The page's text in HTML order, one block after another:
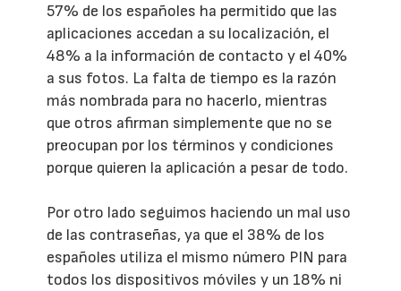
57% de los españoles ha permitido que las
aplicaciones accedan a su localización, el
48% a la información de contacto y el 40%
a sus fotos. La falta de tiempo es la razón
más nombrada para no hacerlo, mientras
que otros afirman simplemente que no se
preocupan por los términos y condiciones
porque quieren la aplicación a pesar de todo.
Por otro lado seguimos haciendo un mal uso
de las contraseñas, ya que el 38% de los
españoles utiliza el mismo número PIN para
todos los dispositivos móviles y un 18% ni